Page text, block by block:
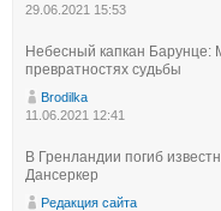
29.06.2021 15:53
Небесный капкан Барунце:
превратностях судьбы
Brodilka
11.06.2021 12:41
В Гренландии погиб
Дансеркер
Редакция сайта